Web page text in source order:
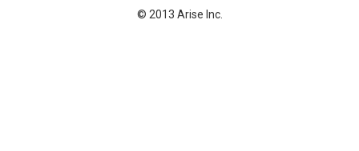
© 2013 Arise Inc.